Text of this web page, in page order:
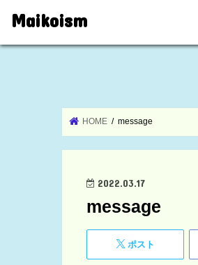
Maikoism
HOME message
2022.03.17
message
ポスト